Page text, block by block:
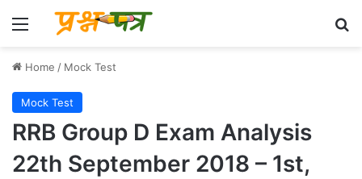
Menu
Home / Mock Test
Mock Test
RRB Group D Exam Analysis
22th September 2018 – 1st,